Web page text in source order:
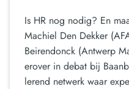
Is HR nog nodig? En
Machiel Den Dekker
Beirendonck (Antwerp
erover in debat bij
lerend netwerk waar